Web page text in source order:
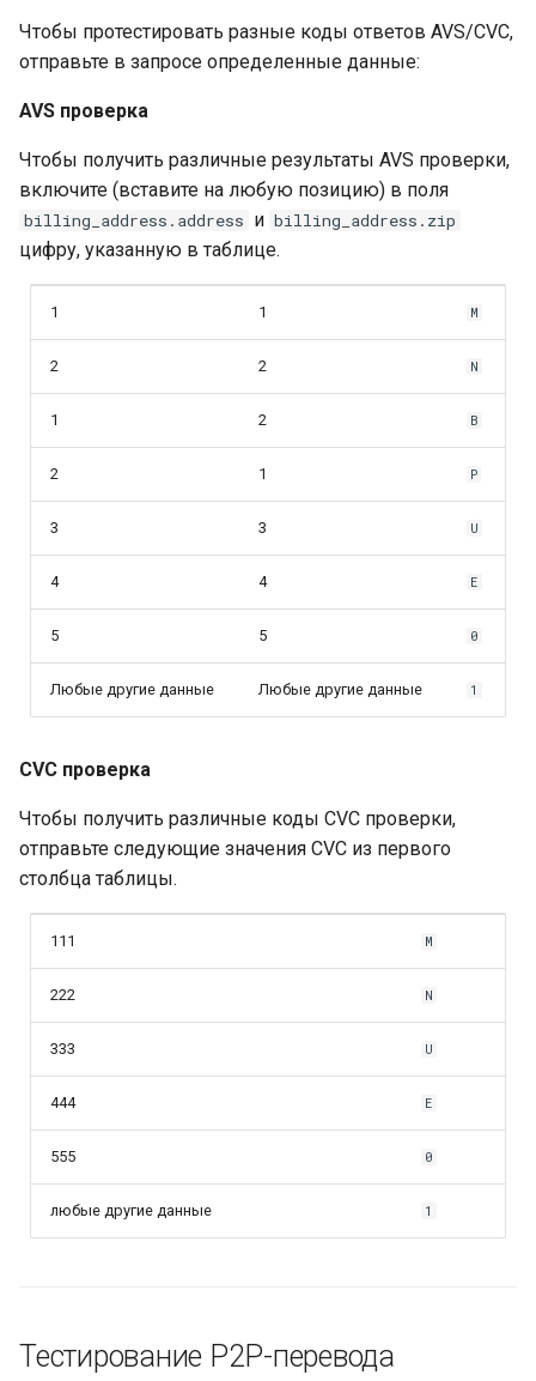
Чтобы протестировать разные коды ответов AVS/CVC,
отправьте в запросе определенные данные:
AVS проверка
Чтобы получить различные результаты AVS проверки,
включите (вставите на любую позицию) в поля
billing_address.address и billing_address.zip
цифру, указанную в таблице.
1 1 M
2 2 N
1 2 B
2 1 P
3 3 U
4 4 E
5 5 0
Любые другие данные Любые другие данные 1
CVC проверка
Чтобы получить различные коды СVС проверки,
отправьте следующие значения CVC из первого
столбца таблицы.
111 M
222 N
333 U
444 E
555 0
любые другие данные 1
Тестирование P2P-перевода